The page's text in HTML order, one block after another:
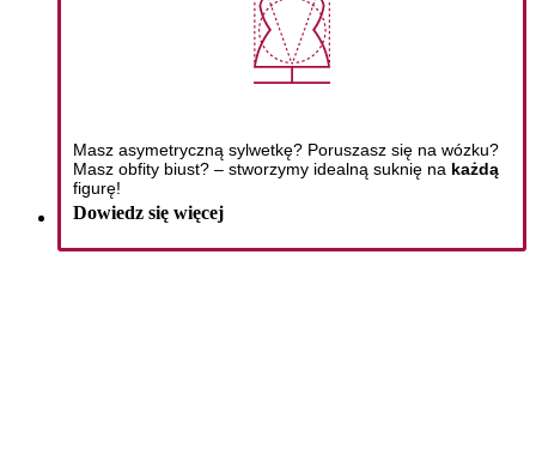
Masz asymetryczną sylwetkę? Poruszasz się na wózku?
Masz obfity biust? – stworzymy idealną suknię na każdą
figurę!
Dowiedz się więcej